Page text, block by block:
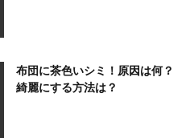
布団に茶色いシミ！原因は何？
綺麗にする方法は？